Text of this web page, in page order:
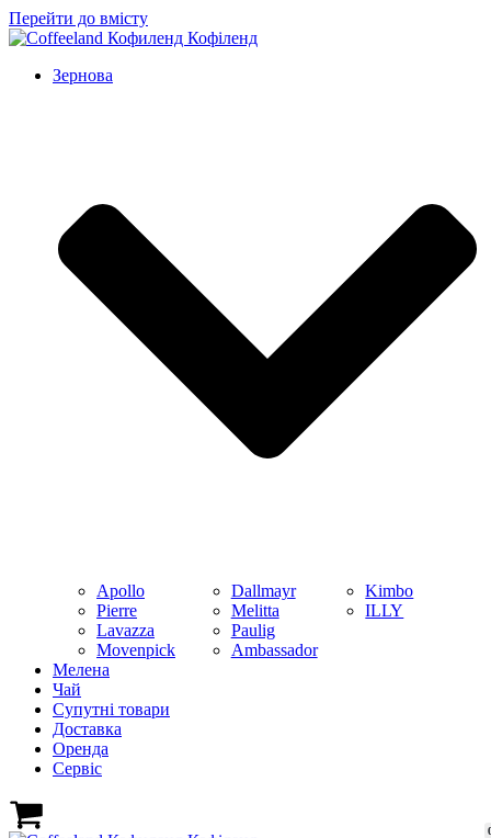
Перейти до вмісту
Зернова
Apollo
Pierre
Lavazza
Movenpick
Dallmayr
Melitta
Paulig
Ambassador
Kimbo
ILLY
Мелена
Чай
Супутні товари
Доставка
Оренда
Cервіс
Кошик